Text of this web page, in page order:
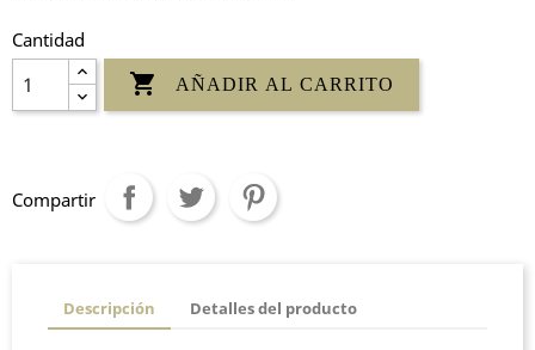
Cantidad
 AÑADIR AL CARRITO
Compartir
Descripción Detalles del producto